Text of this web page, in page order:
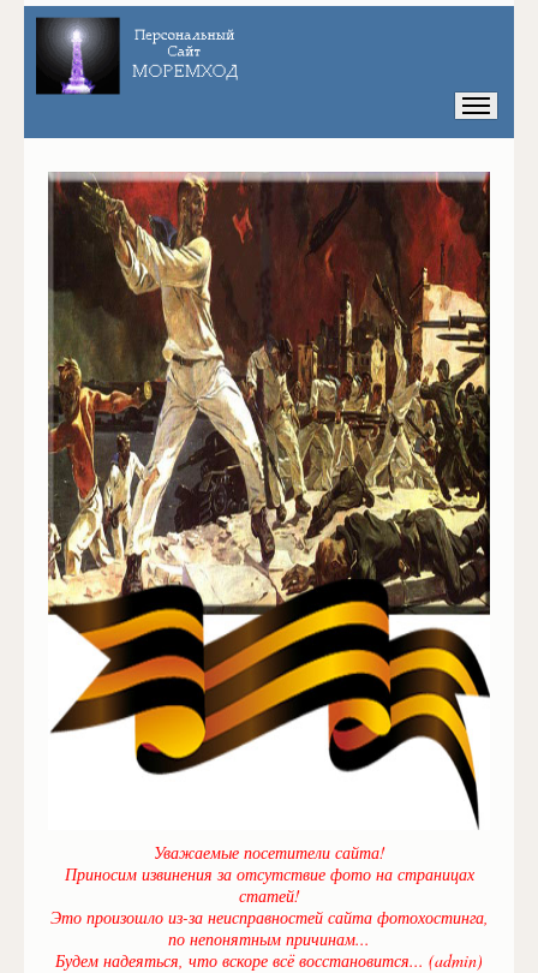
Уважаемые посетители сайта!
Приносим извинения за отсутствие фото на страницах
статей!
Это произошло из-за неисправностей сайта фотохостинга,
по непонятным причинам...
Будем надеяться, что вскоре всё восстановится... (admin)